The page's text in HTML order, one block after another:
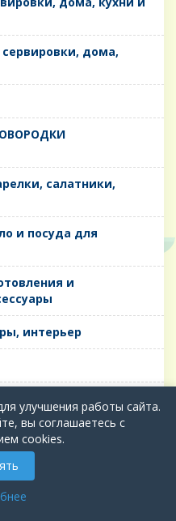
сервировки, дома,
салатники,
и посуда для
и
интерьер
и сервировки,
улучшения работы сайта.
вы соглашаетесь с
cookies.